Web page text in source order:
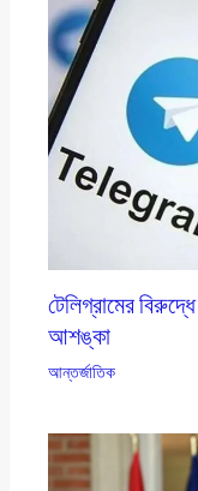
টেলিগ্রামের
আশঙ্কা
আন্তর্জাতিক